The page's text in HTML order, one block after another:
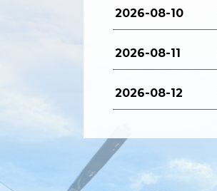
2026-08-10
2026-08-11
2026-08-12